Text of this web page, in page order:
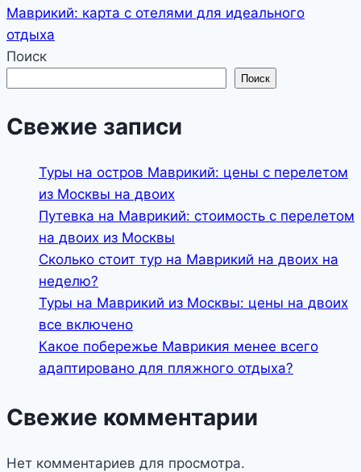
Маврикий: карта с отелями для идеального
отдыха
Поиск
Поиск
Свежие записи
Туры на остров Маврикий: цены с перелетом
из Москвы на двоих
Путевка на Маврикий: стоимость с перелетом
на двоих из Москвы
Сколько стоит тур на Маврикий на двоих на
неделю?
Туры на Маврикий из Москвы: цены на двоих
все включено
Какое побережье Маврикия менее всего
адаптировано для пляжного отдыха?
Свежие комментарии
Нет комментариев для просмотра.